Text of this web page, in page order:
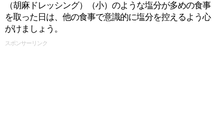
（胡麻ドレッシング）（小）のような塩分が多めの食事
を取った日は、他の食事で意識的に塩分を控えるよう心
がけましょう。
スポンサーリンク